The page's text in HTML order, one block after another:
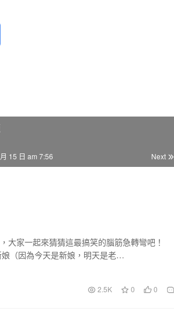
Next
15 日 am 7:56
家一起來猜猜這最搞笑的腦筋急轉彎吧！
（因為今天是新娘，明天是老…
2.5K 0 0